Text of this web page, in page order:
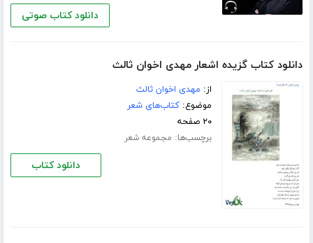
دانلود کتاب صوتی
دانلود کتاب گزیده اشعار مهدی اخوان ثالث
از: مهدی اخوان ثالث
موضوع:کتاب‌های شعر
۲۰ صفحه
برچسب‌ها: مجموعه شعر
دانلود کتاب